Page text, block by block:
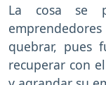
La cosa se
quebrar, pues
recuperar con